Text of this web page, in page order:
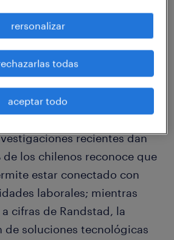
productividad de los
según un estudio de la
de la Universidad de
de estos dispositivos
recientes dan
de los chilenos reconoce que
estar conectado con
laborales; mientras
cifras de Randstad, la
de soluciones tecnológicas
rersonalizar
todas
aceptar todo